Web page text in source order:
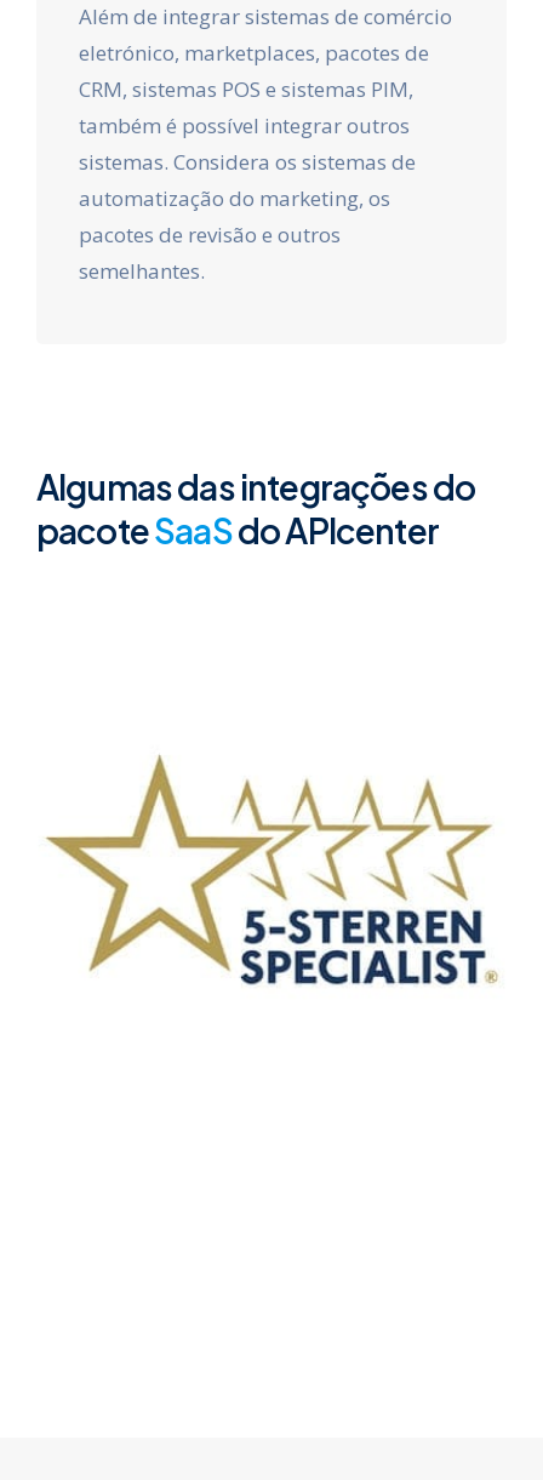
Além de integrar sistemas de comércio
eletrónico, marketplaces, pacotes de
CRM, sistemas POS e sistemas PIM,
também é possível integrar outros
sistemas. Considera os sistemas de
automatização do marketing, os
pacotes de revisão e outros
semelhantes.
Algumas das integrações do
pacoteSaaSdo APIcenter